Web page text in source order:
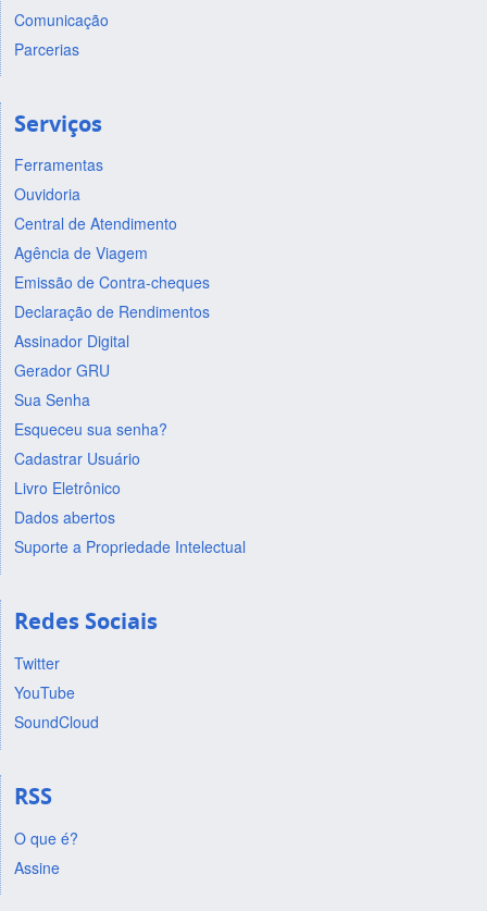
Comunicação
Parcerias
Serviços
Ferramentas
Ouvidoria
Central de Atendimento
Agência de Viagem
Emissão de Contra-cheques
Declaração de Rendimentos
Assinador Digital
Gerador GRU
Sua Senha
Esqueceu sua senha?
Cadastrar Usuário
Livro Eletrônico
Dados abertos
Suporte a Propriedade Intelectual
Redes Sociais
Twitter
YouTube
SoundCloud
RSS
O que é?
Assine